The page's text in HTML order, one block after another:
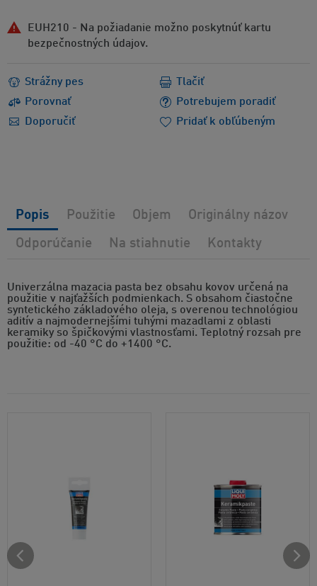
EUH210 - Na požiadanie možno poskytnúť kartu
bezpečnostných údajov.
Strážny pes
Porovnať
Potrebujem poradiť
Doporučiť
Tlačiť
Pridať k obľúbeným
Univerzálna mazacia pasta bez obsahu kovov určená na
použitie v najťažších podmienkach. S obsahom čiastočne
syntetického základového oleja, s overenou technológiou
aditív a najmodernejšími tuhými mazadlami z oblasti
keramiky so špičkovými vlastnosťami. Teplotný rozsah pre
použitie: od -40 °C do +1400 °C.
Popis Použitie Objem Originálny názov
Odporúčanie Na stiahnutie Kontakty